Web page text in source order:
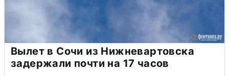
Вылет в Сочи из Нижневартовска
задержали почти на 17 часов